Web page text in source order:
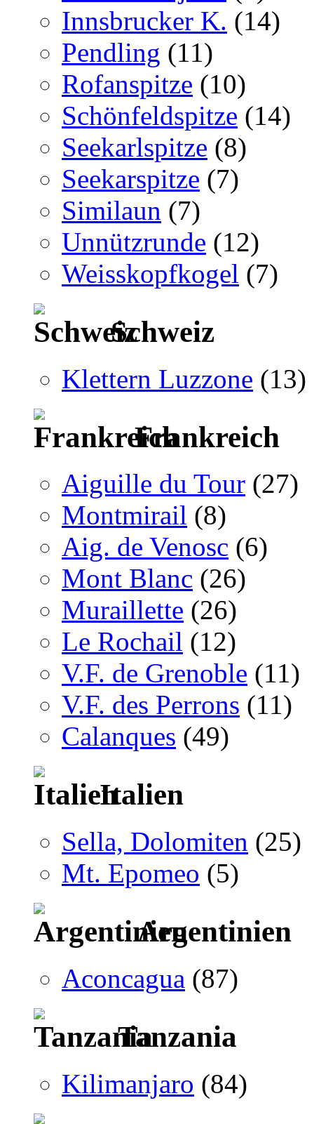
Innsbrucker K. (14)
Pendling (11)
Rofanspitze (10)
Schönfeldspitze (14)
Seekarlspitze (8)
Seekarspitze (7)
Similaun (7)
Unnützrunde (12)
Weisskopfkogel (7)
Schweiz
Klettern Luzzone (13)
Frankreich
Aiguille du Tour (27)
Montmirail (8)
Aig. de Venosc (6)
Mont Blanc (26)
Muraillette (26)
Le Rochail (12)
V.F. de Grenoble (11)
V.F. des Perrons (11)
Calanques (49)
Italien
Sella, Dolomiten (25)
Mt. Epomeo (5)
Argentinien
Aconcagua (87)
Tanzania
Kilimanjaro (84)